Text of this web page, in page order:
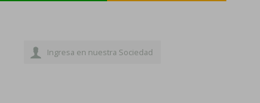
Ingresa en nuestra Sociedad